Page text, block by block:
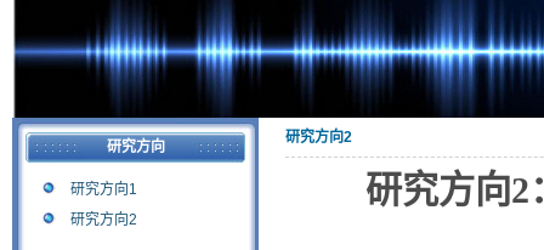
研究方向
研究方向1
研究方向2
研究方向2
研究方向2